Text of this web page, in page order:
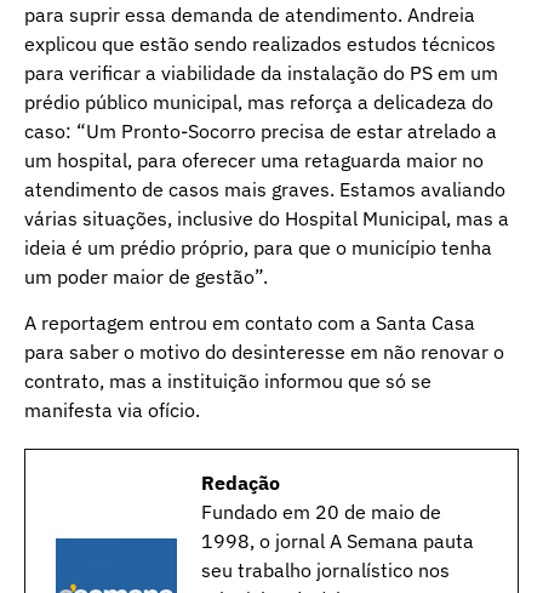
para suprir essa demanda de atendimento. Andreia
explicou que estão sendo realizados estudos técnicos
para verificar a viabilidade da instalação do PS em um
prédio público municipal, mas reforça a delicadeza do
caso: “Um Pronto-Socorro precisa de estar atrelado a
um hospital, para oferecer uma retaguarda maior no
atendimento de casos mais graves. Estamos avaliando
várias situações, inclusive do Hospital Municipal, mas a
ideia é um prédio próprio, para que o município tenha
um poder maior de gestão”.
A reportagem entrou em contato com a Santa Casa
para saber o motivo do desinteresse em não renovar o
contrato, mas a instituição informou que só se
manifesta via ofício.
Redação
Fundado em 20 de maio de
1998, o jornal A Semana pauta
seu trabalho jornalístico nos